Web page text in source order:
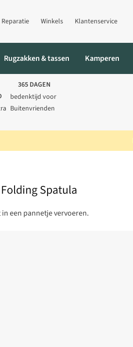
Reparatie Winkels Klantenservice
Rugzakken & tassen Kamperen
365 DAGEN
bedenktijd voor
Buitenvrienden
Spatula
een pannetje vervoeren.